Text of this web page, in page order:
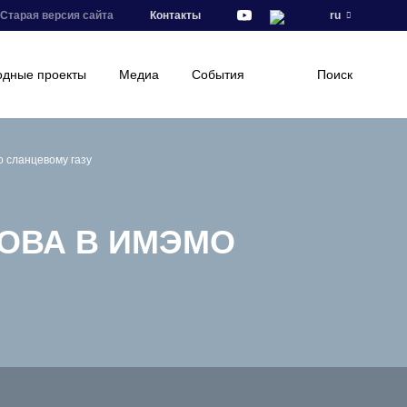
Старая версия сайта Контакты ru
проекты Медиа События Поиск
газу
В ИМЭМО